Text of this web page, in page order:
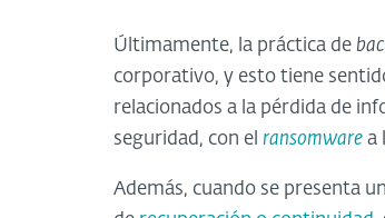
Últimamente, la práctica de
corporativo, y esto tiene
relacionados a la pérdida de
seguridad, con el ransomware a
Además, cuando se presenta